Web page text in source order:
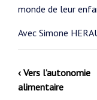
monde de leur
Avec Simone
‹ Vers l’autonomie
alimentaire